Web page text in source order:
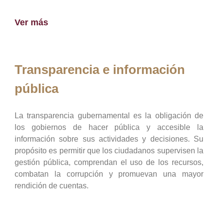
Ver más
Transparencia e información
pública
La transparencia gubernamental es la obligación de
los gobiernos de hacer pública y accesible la
información sobre sus actividades y decisiones. Su
propósito es permitir que los ciudadanos supervisen la
gestión pública, comprendan el uso de los recursos,
combatan la corrupción y promuevan una mayor
rendición de cuentas.